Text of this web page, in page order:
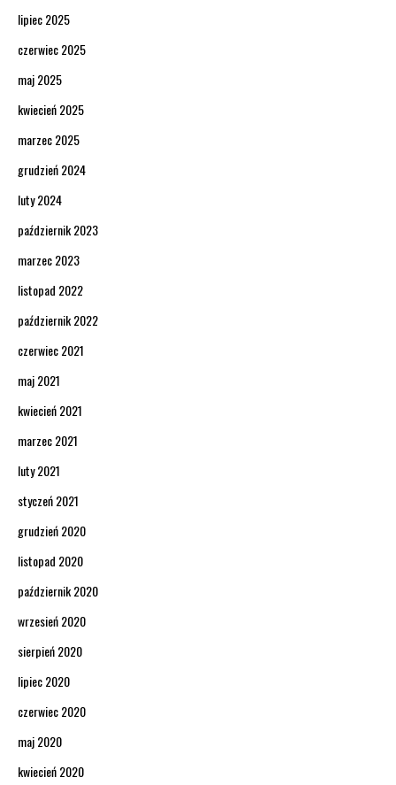
lipiec 2025
czerwiec 2025
maj 2025
kwiecień 2025
marzec 2025
grudzień 2024
luty 2024
październik 2023
marzec 2023
listopad 2022
październik 2022
czerwiec 2021
maj 2021
kwiecień 2021
marzec 2021
luty 2021
styczeń 2021
grudzień 2020
listopad 2020
październik 2020
wrzesień 2020
sierpień 2020
lipiec 2020
czerwiec 2020
maj 2020
kwiecień 2020